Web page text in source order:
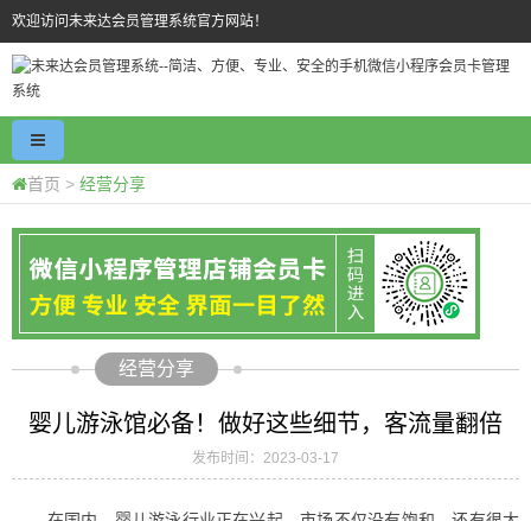
欢迎访问未来达会员管理系统官方网站！
首页 > 经营分享
经营分享
婴儿游泳馆必备！做好这些细节，客流量翻倍
发布时间：2023-03-17